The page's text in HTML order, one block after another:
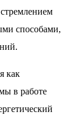
способами,
как
в работе